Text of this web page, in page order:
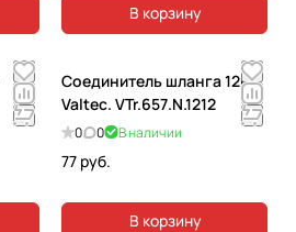
В корзину
Соединитель шланга 12мм
Valtec. VTr.657.N.1212
0 0 В наличии
77 руб.
В корзину